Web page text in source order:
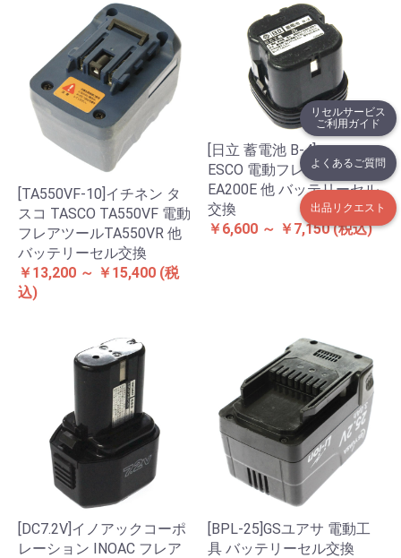
リセルサービス
ご利用ガイド
よくあるご質問
出品リクエスト
[TA550VF-10]イチネン タ
スコ TASCO TA550VF 電動
フレアツールTA550VR 他
バッテリーセル交換
￥13,200 ～ ￥15,400 (税
込)
[日立 蓄電池 B-4]エスコ
ESCO 電動フレアー
EA200E 他 バッテリーセル
交換
￥6,600 ～ ￥7,150(税込)
[DC7.2V]イノアックコーポ
レーション INOAC フレア
[BPL-25]GSユアサ 電動工
具 バッテリーセル交換